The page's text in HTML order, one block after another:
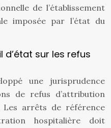
de l’établissement
imposée par l’état du
sur les refus
une jurisprudence
de refus d’attribution
Les arrêts de référence
hospitalière doit